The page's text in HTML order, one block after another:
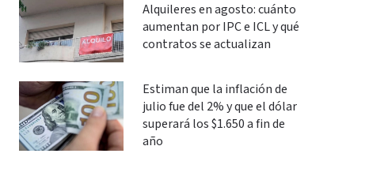
Alquileres en agosto: cuánto
aumentan por IPC e ICL y qué
contratos se actualizan
Estiman que la inflación de
julio fue del 2% y que el dólar
superará los $1.650 a fin de
año